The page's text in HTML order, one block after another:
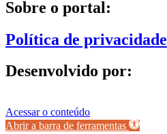
Sobre o portal:
Política de privacidade
Desenvolvido por:
Acessar o conteúdo
Abrir a barra de ferramentas